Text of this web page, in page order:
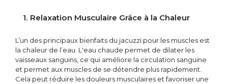
1. Relaxation Musculaire Grâce à la Chaleur
L’un des principaux bienfaits du jacuzzi pour les muscles est
la chaleur de l’eau. L'eau chaude permet de dilater les
vaisseaux sanguins, ce qui améliore la circulation sanguine
et permet aux muscles de se détendre plus rapidement.
Cela peut réduire les douleurs musculaires et favoriser une